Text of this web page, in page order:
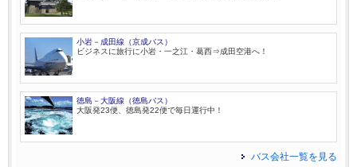
小岩－成田線（京成バス）
ビジネスに旅行に小岩・一之江・葛西⇒成田空港へ！
徳島－大阪線（徳島バス）
大阪発23便、徳島発22便で毎日運行中！
バス会社一覧を見る